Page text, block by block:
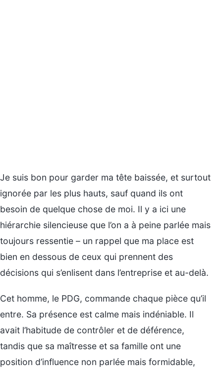
Je suis bon pour garder ma tête baissée, et surtout
ignorée par les plus hauts, sauf quand ils ont
besoin de quelque chose de moi. Il y a ici une
hiérarchie silencieuse que l’on a à peine parlée mais
toujours ressentie – un rappel que ma place est
bien en dessous de ceux qui prennent des
décisions qui s’enlisent dans l’entreprise et au-delà.
Cet homme, le PDG, commande chaque pièce qu’il
entre. Sa présence est calme mais indéniable. Il
avait l’habitude de contrôler et de déférence,
tandis que sa maîtresse et sa famille ont une
position d’influence non parlée mais formidable,